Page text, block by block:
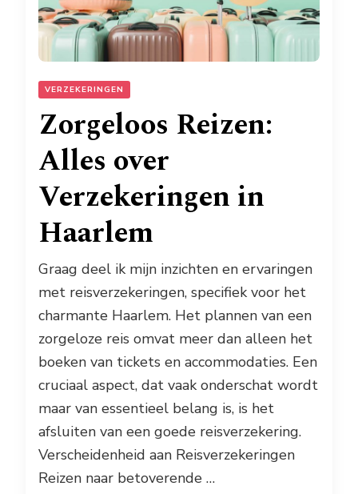
VERZEKERINGEN
Zorgeloos Reizen:
Alles over
Verzekeringen in
Haarlem
Graag deel ik mijn inzichten en ervaringen
met reisverzekeringen, specifiek voor het
charmante Haarlem. Het plannen van een
zorgeloze reis omvat meer dan alleen het
boeken van tickets en accommodaties. Een
cruciaal aspect, dat vaak onderschat wordt
maar van essentieel belang is, is het
afsluiten van een goede reisverzekering.
Verscheidenheid aan Reisverzekeringen
Reizen naar betoverende …